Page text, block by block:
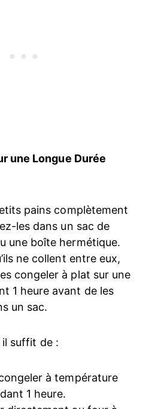
une Longue Durée
pains complètement
les dans un sac de
une boîte hermétique.
ne collent entre eux,
congeler à plat sur une
1 heure avant de les
un sac.
il suffit de :
à température
1 heure.